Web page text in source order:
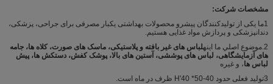
مشخصات شرکت:
1ما یکی از تولیدکنندگان پیشرو محصولات بهداشتی یکبار مصرفی برای جراحی، پزشکی،
دندانپزشکی و پردازش مواد غذایی هستیم.
2.موضوع اصلي ما اينه
لباس های غیر بافته و پلاستیکی، ماسک های صورت، کلاه ها، جامه
های آزمایشگاهی، لباس های پوششی، آستین های بالا، پوشک کفش، دستکش ها، پیش
لباس ها، و غیره
3تولید فعلی حدود 40-50* 40'H ظرف در ماه است.